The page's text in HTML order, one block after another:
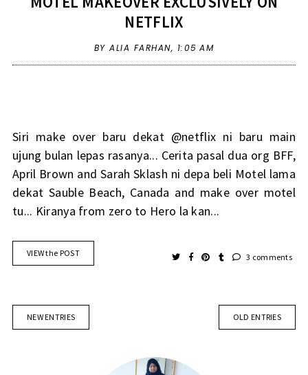
NETFLIX
BY ALIA FARHAN, 1:05 AM
Siri make over baru dekat @netflix ni baru main
ujung bulan lepas rasanya... Cerita pasal dua org BFF,
April Brown and Sarah Sklash ni depa beli Motel lama
dekat Sauble Beach, Canada and make over motel
tu... Kiranya from zero to Hero la kan...
VIEW the POST 3 comments
NEW ENTRIES OLD ENTRIES